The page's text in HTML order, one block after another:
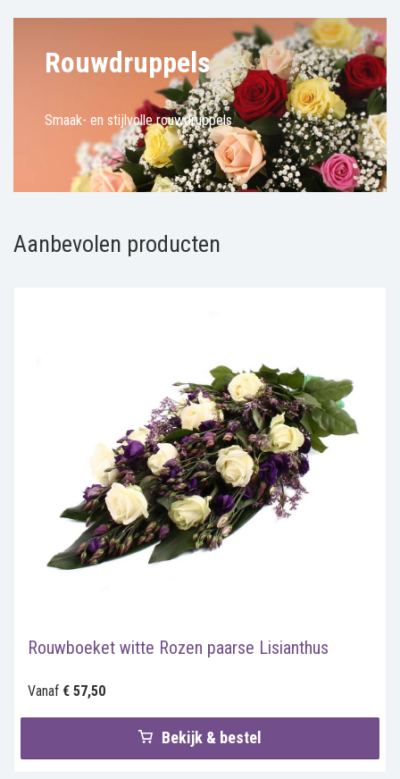
Rouwdruppels
Smaak- en stijlvolle rouwdruppels
Aanbevolen producten
Rouwboeket witte Rozen paarse Lisianthus
Vanaf € 57,50
Bekijk & bestel